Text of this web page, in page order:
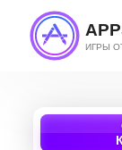
ИГРЫ